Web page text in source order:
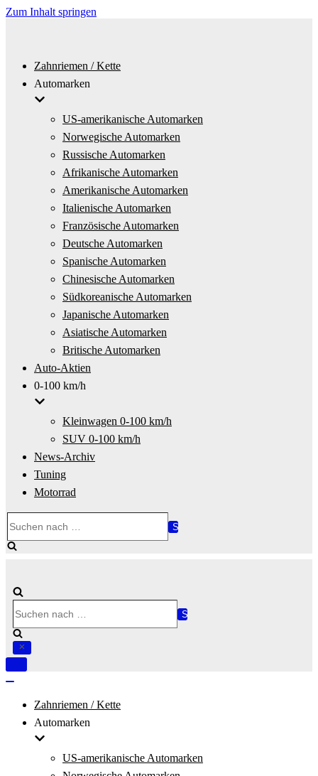
Zum Inhalt springen
Zahnriemen / Kette
Automarken
US-amerikanische Automarken
Norwegische Automarken
Russische Automarken
Afrikanische Automarken
Amerikanische Automarken
Italienische Automarken
Französische Automarken
Deutsche Automarken
Spanische Automarken
Chinesische Automarken
Südkoreanische Automarken
Japanische Automarken
Asiatische Automarken
Britische Automarken
Auto-Aktien
0-100 km/h
Kleinwagen 0-100 km/h
SUV 0-100 km/h
News-Archiv
Tuning
Motorrad
nach …
nach …
Navigation
Zahnriemen / Kette
Automarken
US-amerikanische Automarken